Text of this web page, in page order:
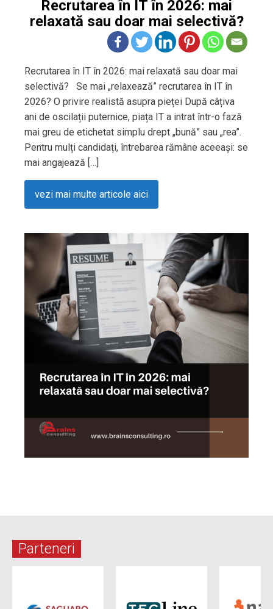
Recrutarea în IT în 2026: mai
relaxată sau doar mai selectivă?
Recrutarea în IT în 2026: mai relaxată sau doar mai
selectivă? Se mai „relaxează” recrutarea în IT în
2026? O privire realistă asupra pieței După câțiva
ani de oscilații puternice, piața IT a intrat într-o fază
mai greu de etichetat simplu drept „bună” sau „rea”.
Pentru mulți candidați, întrebarea rămâne aceeași: se
mai angajează […]
vezi mai multe articole aici
Parteneri